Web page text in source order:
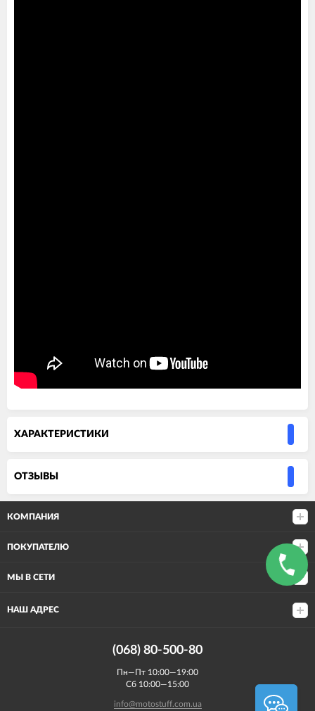
ХАРАКТЕРИСТИКИ
ОТЗЫВЫ
КОМПАНИЯ
ПОКУПАТЕЛЮ
МЫ В СЕТИ
НАШ АДРЕС
(068) 80-500-80
Пн—Пт 10:00—19:00
Сб 10:00—15:00
info@motostuff.com.ua